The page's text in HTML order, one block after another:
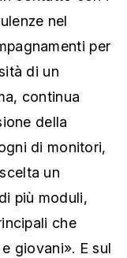
nel
per
di un
continua
della
di monitori,
un
più moduli,
che
giovani». E sul